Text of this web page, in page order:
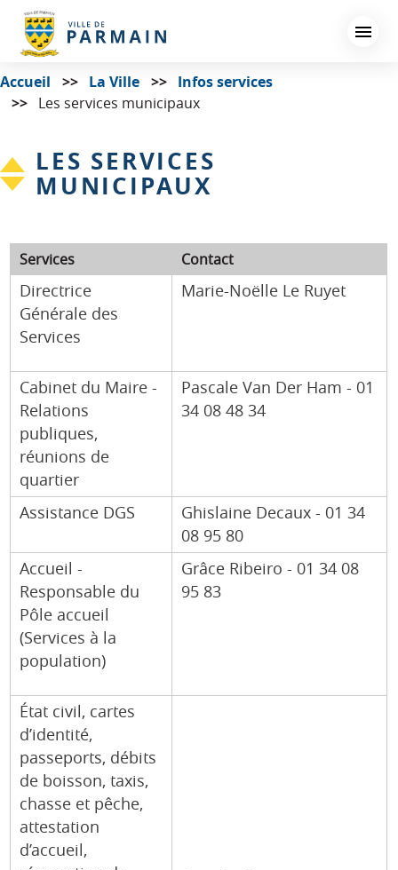
principal
Accueil La Ville
Infos services
Les services municipaux
LES SERVICES
MUNICIPAUX
Services Contact
Directrice
Générale des
Services
Marie-Noëlle Le Ruyet
Cabinet du Maire -
Relations
publiques,
réunions de
quartier
Pascale Van Der Ham - 01
34 08 48 34
Assistance DGS
Ghislaine Decaux - 01 34
08 95 80
Accueil -
Responsable du
Pôle accueil
(Services à la
population)
Grâce Ribeiro - 01 34 08
95 83
État civil, cartes
d’identité,
passeports, débits
de boisson, taxis,
chasse et pêche,
attestation
d’accueil,